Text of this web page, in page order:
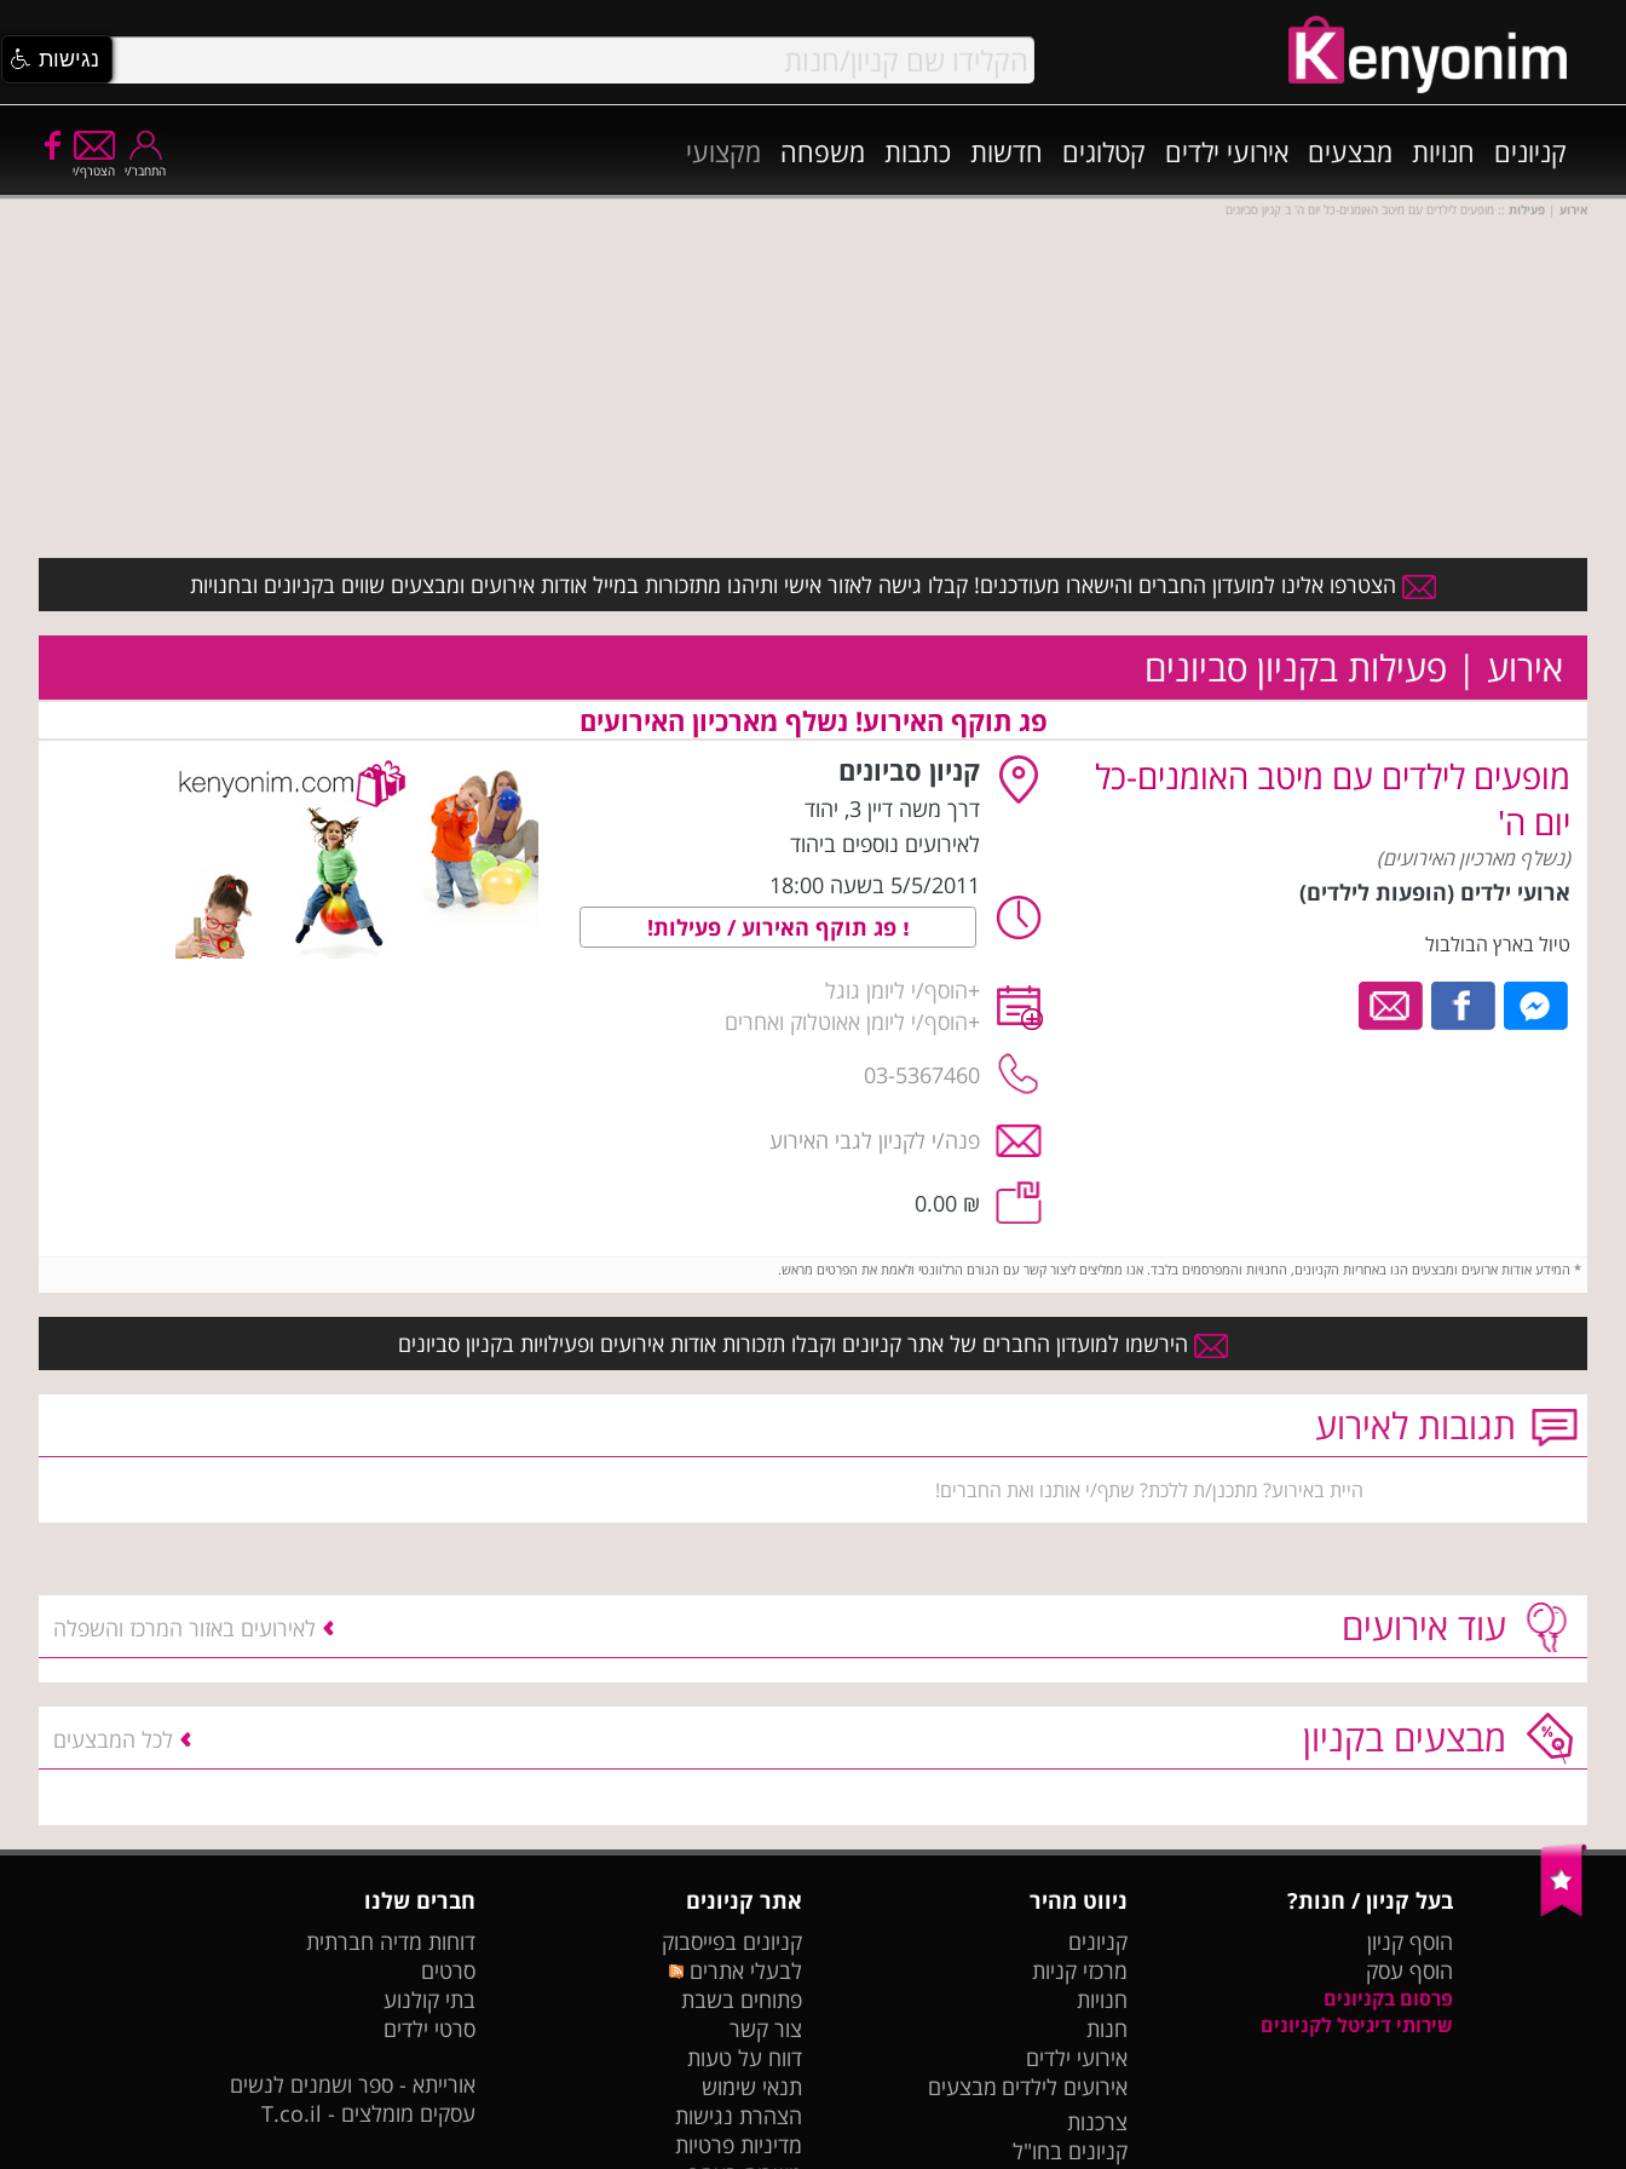
קניונים חנויות מבצעים אירועי ילדים קטלוגים חדשות כתבות משפחה מקצועי
הצטרף/י התחבר/י
אירוע | פעילות :: מופעים לילדים עם מיטב האומנים-כל יום ה' ב קניון סביונים
הצטרפו אלינו למועדון החברים והישארו מעודכנים! קבלו גישה לאזור אישי ותיהנו מתזכורות במייל אודות אירועים ומבצעים שווים בקניונים ובחנויות
אירוע | פעילות בקניון סביונים
פג תוקף האירוע! נשלף מארכיון האירועים
מופעים לילדים עם מיטב האומנים-כל
יום ה'
(נשלף מארכיון האירועים)
ארועי ילדים (הופעות לילדים)
טיול בארץ הבולבול
קניון סביונים
דרך משה דיין 3 , יהוד
לאירועים נוספים ביהוד
5/5/2011 בשעה 18:00
פג תוקף האירוע / פעילות!
+הוסף/י ליומן גוגל
+הוסף/י ליומן אאוטלוק ואחרים
03-5367460
פנה/י לקניון לגבי האירוע
₪ 0.00
* המידע אודות ארועים ומבצעים הנו באחריות הקניונים, החנויות והמפרסמים בלבד. אנו ממליצים ליצור קשר עם הגורם הרלוונטי ולאמת את הפרטים מראש.
הירשמו למועדון החברים של אתר קניונים וקבלו תזכורות אודות אירועים ופעילויות בקניון סביונים
תגובות לאירוע
היית באירוע? מתכנן/ת ללכת? שתף/י אותנו ואת החברים!
עוד אירועים לאירועים באזור המרכז והשפלה
מבצעים בקניון לכל המבצעים
בעל קניון / חנות?
הוסף קניון
הוסף עסק
פרסום בקניונים
שירותי דיגיטל לקניונים
ניווט מהיר
קניונים
מרכזי קניות
חנויות
חנות
אירועי ילדים
אירועים לילדים מבצעים
צרכנות
קניונים בחו"ל
אתר קניונים
קניונים בפייסבוק
לבעלי אתרים
פתוחים בשבת
צור קשר
דווח על טעות
תנאי שימוש
הצהרת נגישות
מדיניות פרטיות
חברים שלנו
דוחות מדיה חברתית
סרטים
בתי קולנוע
סרטי ילדים
אורייתא - ספר ושמנים לנשים
עסקים מומלצים - T.co.il
נגישות